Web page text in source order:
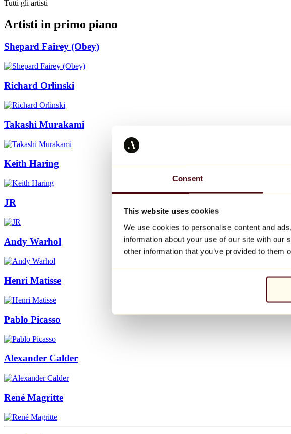
Consent
This website uses cookies
We use cookies to personalise content and
information about your use of our site with our
other information that you’ve provided to
Tutti gli artisti
Artisti in primo piano
Shepard Fairey (Obey)
Richard Orlinski
Takashi Murakami
Keith Haring
JR
Andy Warhol
Henri Matisse
Pablo Picasso
Alexander Calder
René Magritte